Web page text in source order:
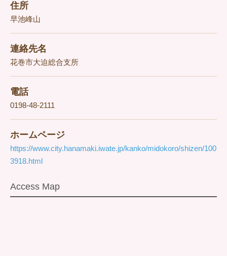
住所
早池峰山
連絡先名
花巻市大迫総合支所
電話
0198-48-2111
ホームページ
https://www.city.hanamaki.iwate.jp/kanko/midokoro/shizen/100
3918.html
Access Map